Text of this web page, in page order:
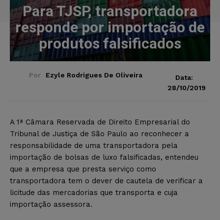
Para TJSP, transportadora
responde por importação de
produtos falsificados
Por Ezyle Rodrigues De Oliveira
Data:
28/10/2019
A 1ª Câmara Reservada de Direito Empresarial do
Tribunal de Justiça de São Paulo ao reconhecer a
responsabilidade de uma transportadora pela
importação de bolsas de luxo falsificadas, entendeu
que a empresa que presta serviço como
transportadora tem o dever de cautela de verificar a
licitude das mercadorias que transporta e cuja
importação assessora.